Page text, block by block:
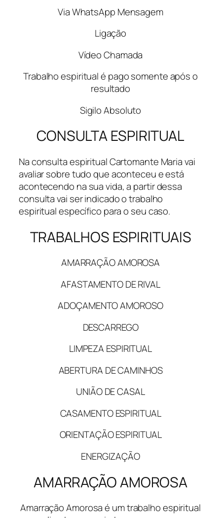
Via WhatsApp Mensagem
Ligação
Vídeo Chamada
Trabalho espiritual é pago somente após o
resultado
Sigilo Absoluto
CONSULTA ESPIRITUAL
Na consulta espiritual Cartomante Maria vai
avaliar sobre tudo que aconteceu e está
acontecendo na sua vida, a partir dessa
consulta vai ser indicado o trabalho
espiritual específico para o seu caso.
TRABALHOS ESPIRITUAIS
AMARRAÇÃO AMOROSA
AFASTAMENTO DE RIVAL
ADOÇAMENTO AMOROSO
DESCARREGO
LIMPEZA ESPIRITUAL
ABERTURA DE CAMINHOS
UNIÃO DE CASAL
CASAMENTO ESPIRITUAL
ORIENTAÇÃO ESPIRITUAL
ENERGIZAÇÃO
AMARRAÇÃO AMOROSA
Amarração Amorosa é um trabalho espiritual